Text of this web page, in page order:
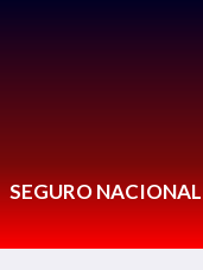
SEGURO NACIONAL